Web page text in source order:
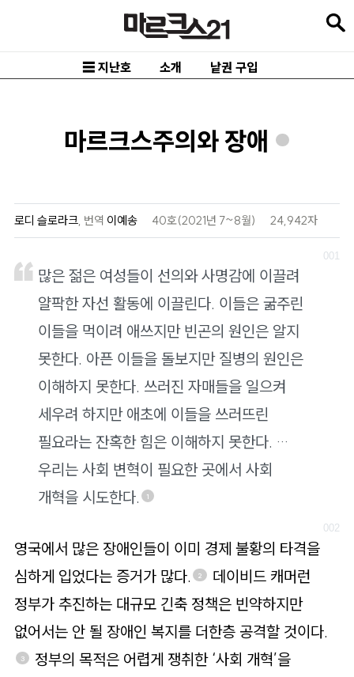
로
☰ 지난호 소개 낱권 구입
마르크스주의와 장애
로디 슬로라크, 번역 이예송 40호(2021년 7~8월) 24,942자
많은 젊은 여성들이 선의와 사명감에 이끌려
얄팍한 자선 활동에 이끌린다. 이들은 굶주린
이들을 먹이려 애쓰지만 빈곤의 원인은 알지
못한다. 아픈 이들을 돌보지만 질병의 원인은
이해하지 못한다. 쓰러진 자매들을 일으켜
세우려 하지만 애초에 이들을 쓰러뜨린
필요라는 잔혹한 힘은 이해하지 못한다. …
우리는 사회 변혁이 필요한 곳에서 사회
개혁을 시도한다.
1
영국에서 많은 장애인들이 이미 경제 불황의 타격을
심하게 입었다는 증거가 많다.
2
데이비드 캐머런
정부가 추진하는 대규모 긴축 정책은 빈약하지만
없어서는 안 될 장애인 복지를 더한층 공격할 것이다.
3
정부의 목적은 어렵게 쟁취한 ‘사회 개혁’을